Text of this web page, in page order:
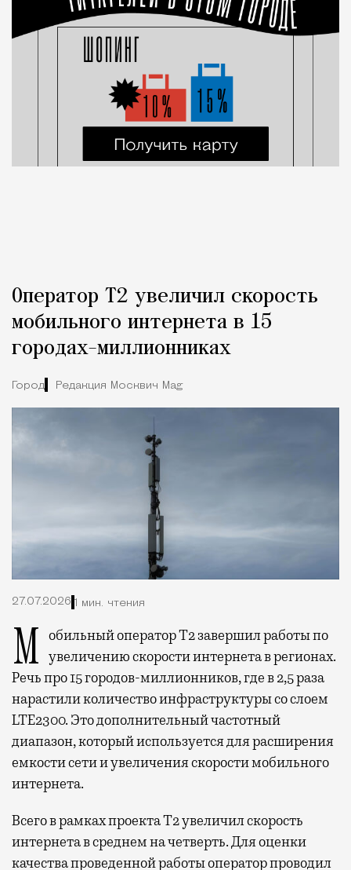
Оператор Т2 увеличил скорость
мобильного интернета в 15
городах-миллионниках
Город Редакция Москвич Mag
27.07.2026 1 мин. чтения
Мобильный оператор Т2 завершил работы по увеличению скорости интернета в регионах.
Речь про 15 городов-миллионников, где в 2,5 раза
нарастили количество инфраструктуры со слоем
LTE2300. Это дополнительный частотный
диапазон, который используется для расширения
емкости сети и увеличения скорости мобильного
интернета.
Всего в рамках проекта Т2 увеличил скорость
интернета в среднем на четверть. Для оценки
качества проведенной работы оператор проводил